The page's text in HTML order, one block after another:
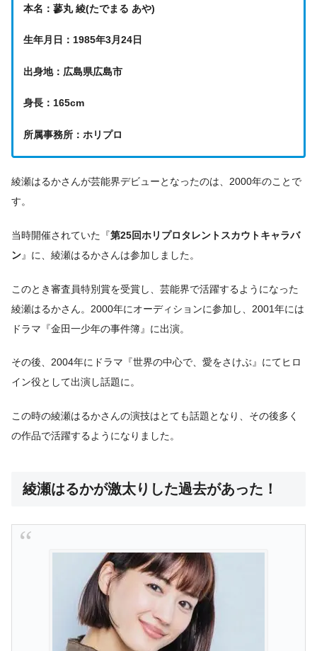
本名：蓼丸 綾(たでまる あや)
生年月日：1985年3月24日
出身地：広島県広島市
身長：165cm
所属事務所：ホリプロ
綾瀬はるかさんが芸能界デビューとなったのは、2000年のことで
す。
当時開催されていた『第25回ホリプロタレントスカウトキャラバ
ン』に、綾瀬はるかさんは参加しました。
このとき審査員特別賞を受賞し、芸能界で活躍するようになった
綾瀬はるかさん。2000年にオーディションに参加し、2001年には
ドラマ『金田一少年の事件簿』に出演。
その後、2004年にドラマ『世界の中心で、愛をさけぶ』にてヒロ
イン役として出演し話題に。
この時の綾瀬はるかさんの演技はとても話題となり、その後多く
の作品で活躍するようになりました。
綾瀬はるかが激太りした過去があった！